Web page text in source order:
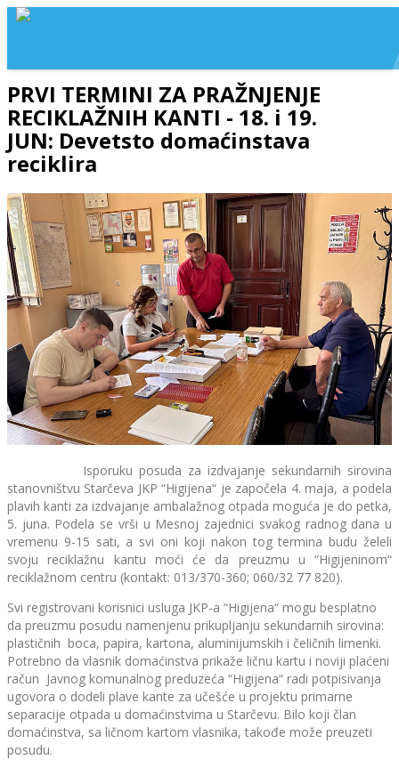
PRVI TERMINI ZA PRAŽNJENJE
RECIKLAŽNIH KANTI - 18. i 19.
JUN: Devetsto domaćinstava
reciklira
Isporuku posuda za izdvajanje sekundarnih sirovina
stanovništvu Starčeva JKP “Higijena“ je započela 4. maja, a podela
plavih kanti za izdvajanje ambalažnog otpada moguća je do petka,
5. juna. Podela se vrši u Mesnoj zajednici svakog radnog dana u
vremenu 9-15 sati, a svi oni koji nakon tog termina budu želeli
svoju reciklažnu kantu moći će da preuzmu u “Higijeninom“
reciklažnom centru (kontakt: 013/370-360; 060/32 77 820).
Svi registrovani korisnici usluga JKP-a “Higijena“ mogu besplatno
da preuzmu posudu namenjenu prikupljanju sekundarnih sirovina:
plastičnih boca, papira, kartona, aluminijumskih i čeličnih limenki.
Potrebno da vlasnik domaćinstva prikaže ličnu kartu i noviji plaćeni
račun Javnog komunalnog preduzeća “Higijena“ radi potpisivanja
ugovora o dodeli plave kante za učešće u projektu primarne
separacije otpada u domaćinstvima u Starčevu. Bilo koji član
domaćinstva, sa ličnom kartom vlasnika, takođe može preuzeti
posudu.